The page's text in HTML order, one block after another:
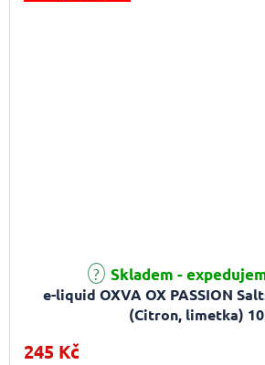
e-liquid OXVA OX PASSION
(Citron, limetka)
Průměrné hodnocení produktu je 5,0 z 5
Skladem -
245 Kč